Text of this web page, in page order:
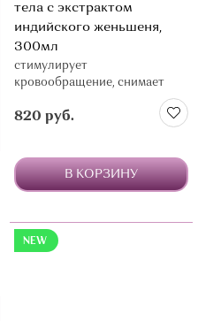
тела с экстрактом
индийского женьшеня,
300мл
стимулирует
кровообращение, снимает
820 руб.
В КОРЗИНУ
NEW